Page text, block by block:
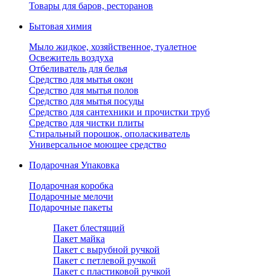
Товары для баров, ресторанов
Бытовая химия
Мыло жидкое, хозяйственное, туалетное
Освежитель воздуха
Отбеливатель для белья
Средство для мытья окон
Средство для мытья полов
Средство для мытья посуды
Средство для сантехники и прочистки труб
Средство для чистки плиты
Стиральный порошок, ополаскиватель
Универсальное моющее средство
Подарочная Упаковка
Подарочная коробка
Подарочные мелочи
Подарочные пакеты
Пакет блестящий
Пакет майка
Пакет с вырубной ручкой
Пакет с петлевой ручкой
Пакет с пластиковой ручкой